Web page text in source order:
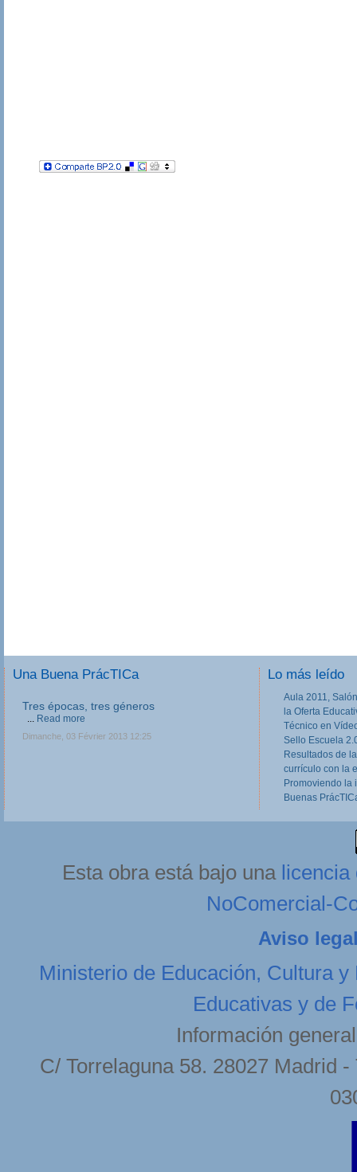
Una Buena PrácTICa
Tres épocas, tres géneros
... Read more
Dimanche, 03 Février 2013 12:25
Lo más leído
Aula 2011,
la Oferta
Técnico en
Sello Escuela
Resultados de
currículo con la
Promoviendo la
Buenas
Esta obra está bajo una licencia
NoComercial-
Aviso
Ministerio de Educación, Cultura y
Educativas y de
Información
C/ Torrelaguna 58. 28027 Madrid